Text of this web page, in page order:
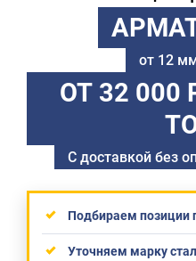
от 12
ОТ 32 000
С доставкой без
Подбираем позиции
Уточняем марку